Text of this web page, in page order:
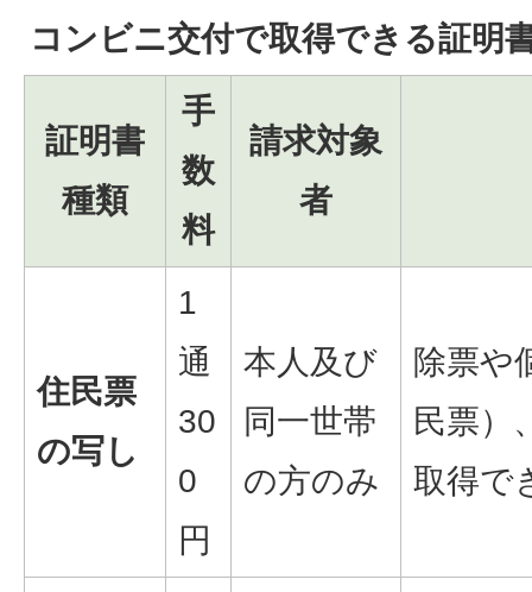
コンビニ交付で取得できる証明
証明書
種類
手
数
料
請求対象
者
住民票
の写し
1
通
30
0
円
本人及び
同一世帯
の方のみ
除票や
民票）
取得で